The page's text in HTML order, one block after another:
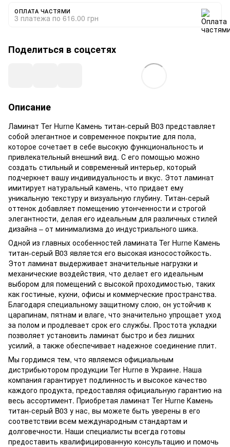
ОПЛАТА ЧАСТЯМИ
3 платежа по 616.00 грн
Поделиться в соцсетях
Описание
Ламинат Ter Hurne Камень титан-серый B03 представляет
собой элегантное и современное покрытие для пола,
которое сочетает в себе высокую функциональность и
привлекательный внешний вид. С его помощью можно
создать стильный и современный интерьер, который
подчеркнет вашу индивидуальность и вкус. Этот ламинат
имитирует натуральный камень, что придает ему
уникальную текстуру и визуальную глубину. Титан-серый
оттенок добавляет помещению утонченности и строгой
элегантности, делая его идеальным для различных стилей
дизайна – от минимализма до индустриального шика.
Одной из главных особенностей ламината Ter Hurne Камень
титан-серый B03 является его высокая износостойкость.
Этот ламинат выдерживает значительные нагрузки и
механические воздействия, что делает его идеальным
выбором для помещений с высокой проходимостью, таких
как гостиные, кухни, офисы и коммерческие пространства.
Благодаря специальному защитному слою, он устойчив к
царапинам, пятнам и влаге, что значительно упрощает уход
за полом и продлевает срок его службы. Простота укладки
позволяет установить ламинат быстро и без лишних
усилий, а также обеспечивает надежное соединение плит.
Мы гордимся тем, что являемся официальным
дистрибьютором продукции Ter Hurne в Украине. Наша
компания гарантирует подлинность и высокое качество
каждого продукта, предоставляя официальную гарантию на
весь ассортимент. Приобретая ламинат Ter Hurne Камень
титан-серый B03 у нас, вы можете быть уверены в его
соответствии всем международным стандартам и
долговечности. Наши специалисты всегда готовы
предоставить квалифицированную консультацию и помочь